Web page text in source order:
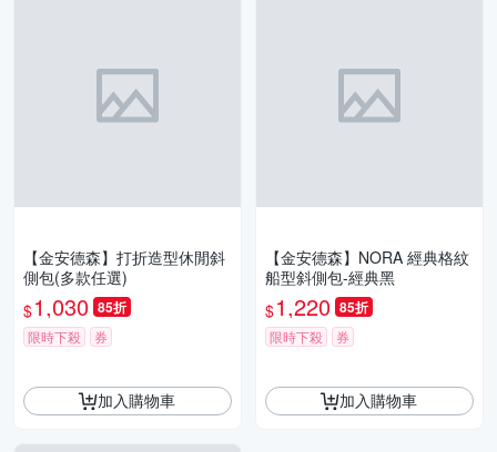
【金安德森】打折造型休閒斜
側包(多款任選)
$1,030 85折
限時下殺 券
加入購物車
【金安德森】NORA 經典格紋
船型斜側包-經典黑
$1,220 85折
限時下殺 券
加入購物車